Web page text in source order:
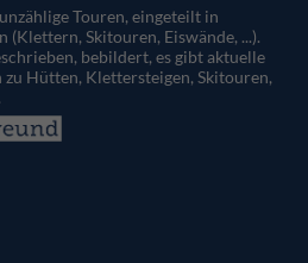
Touren, eingeteilt in
Skitouren, Eiswände, ...).
bebildert, es gibt aktuelle
Hütten, Klettersteigen, Skitouren,